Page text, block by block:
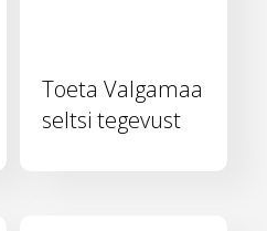
Toeta Valgamaa
seltsi tegevust